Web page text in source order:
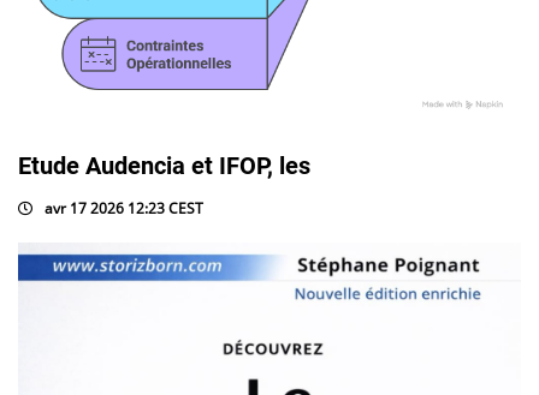
Etude Audencia et IFOP, les
avr 17 2026 12:23 CEST